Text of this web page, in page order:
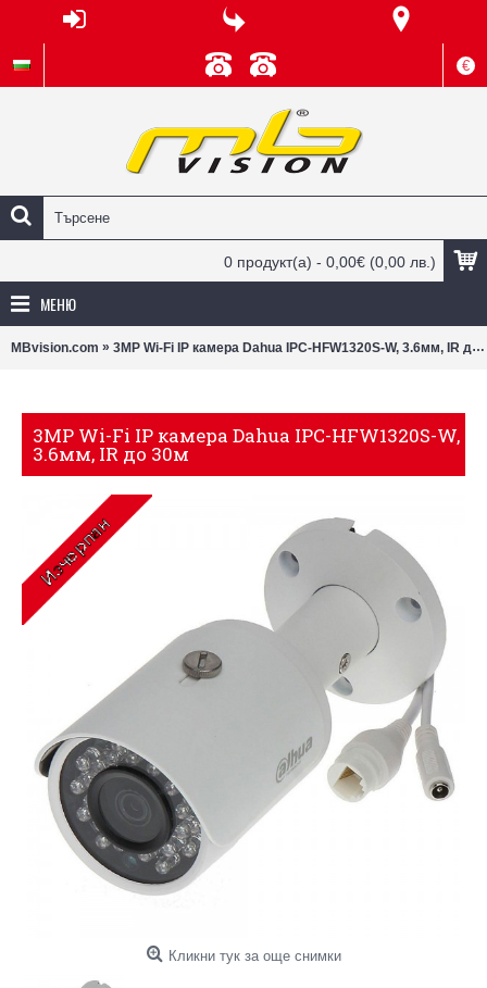
€
0 продукт(а) - 0,00€ (0,00 лв.)
МЕНЮ
MBvision.com » 3MP Wi-Fi IP камера Dahua IPC-HFW1320S-W, 3.6мм, IR до 30м
3MP Wi-Fi IP камера Dahua IPC-HFW1320S-W,
3.6мм, IR до 30м
Кликни тук за още снимки